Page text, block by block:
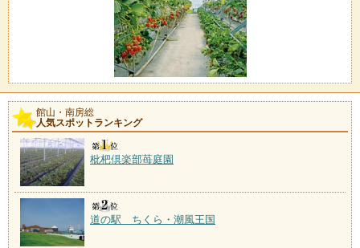
館山・南房総
人気スポットランキング
枇杷倶楽部苺庭園
道の駅 ちくら・潮風王国